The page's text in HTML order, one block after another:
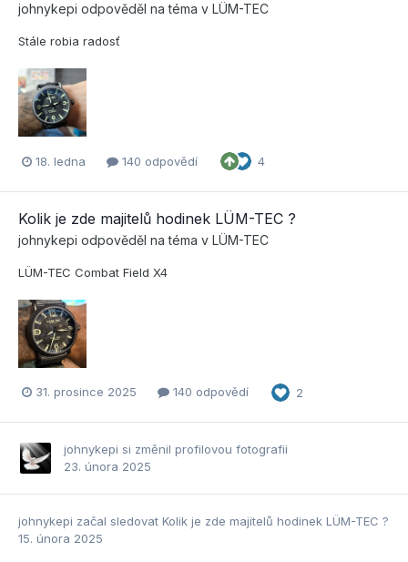
johnykepi odpověděl na téma v LÜM-TEC
Stále robia radosť
18. ledna 140 odpovědí 4
Kolik je zde majitelů hodinek LÜM-TEC ?
johnykepi odpověděl na téma v LÜM-TEC
LÜM-TEC Combat Field X4
31. prosince 2025 140 odpovědí 2
johnykepi si změnil profilovou fotografii
23. února 2025
johnykepi začal sledovat Kolik je zde majitelů hodinek LÜM-TEC ?
15. února 2025